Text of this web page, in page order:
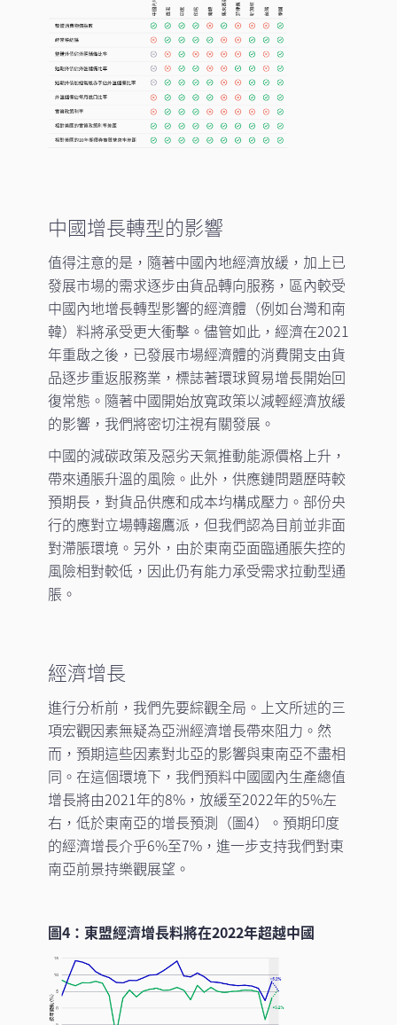
中國增長轉型的影響
值得注意的是，隨著中國內地經濟放緩，加上已
發展市場的需求逐步由貨品轉向服務，區內較受
中國內地增長轉型影響的經濟體（例如台灣和南
韓）料將承受更大衝擊。儘管如此，經濟在2021
年重啟之後，已發展市場經濟體的消費開支由貨
品逐步重返服務業，標誌著環球貿易增長開始回
復常態。隨著中國開始放寬政策以減輕經濟放緩
的影響，我們將密切注視有關發展。
中國的減碳政策及惡劣天氣推動能源價格上升，
帶來通脹升溫的風險。此外，供應鏈問題歷時較
預期長，對貨品供應和成本均構成壓力。部份央
行的應對立場轉趨鷹派，但我們認為目前並非面
對滯脹環境。另外，由於東南亞面臨通脹失控的
風險相對較低，因此仍有能力承受需求拉動型通
脹。
經濟增長
進行分析前，我們先要綜觀全局。上文所述的三
項宏觀因素無疑為亞洲經濟增長帶來阻力。然
而，預期這些因素對北亞的影響與東南亞不盡相
同。在這個環境下，我們預料中國國內生產總值
增長將由2021年的8%，放緩至2022年的5%左
右，低於東南亞的增長預測（圖4）。預期印度
的經濟增長介乎6%至7%，進一步支持我們對東
南亞前景持樂觀展望。
圖4：東盟經濟增長料將在2022年超越中國